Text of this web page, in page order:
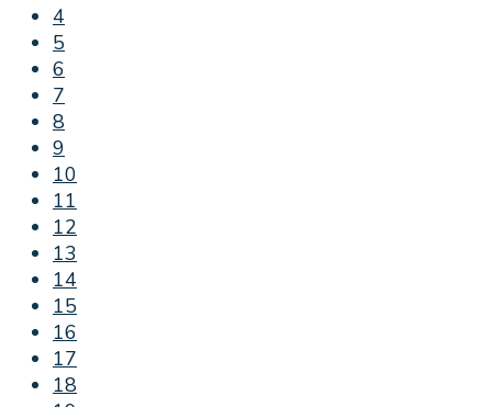
4
5
6
7
8
9
10
11
12
13
14
15
16
17
18